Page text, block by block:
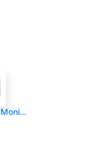
27HK510S-W Monitor Quirúrgico 27" 8MP